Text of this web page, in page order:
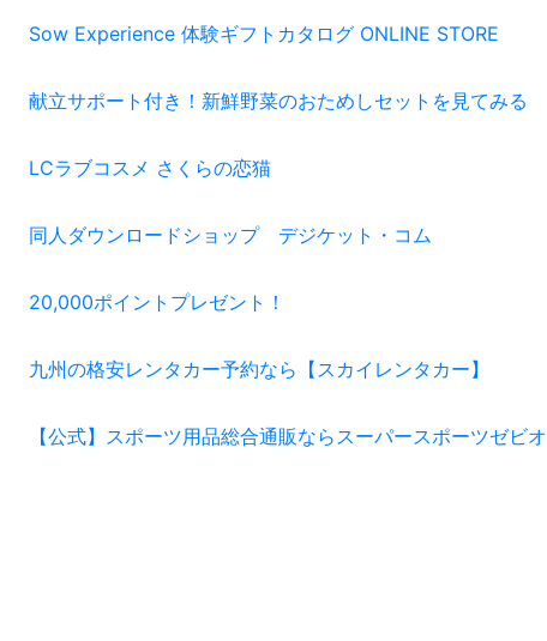
Sow Experience 体験ギフトカタログ ONLINE STORE
献立サポート付き！新鮮野菜のおためしセットを見てみる
LCラブコスメ さくらの恋猫
同人ダウンロードショップ デジケット・コム
20,000ポイントプレゼント！
九州の格安レンタカー予約なら【スカイレンタカー】
【公式】スポーツ用品総合通販ならスーパースポーツゼビオ